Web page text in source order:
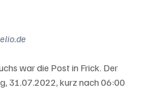
war die Post in Frick. Der
31.07.2022, kurz nach 06:00